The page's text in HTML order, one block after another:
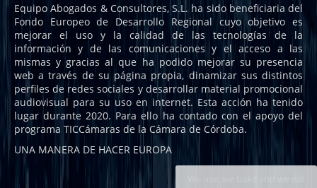
Equipo Abogados & Consultores, S.L. ha sido beneficiaria del
Fondo Europeo de Desarrollo Regional cuyo objetivo es
mejorar el uso y la calidad de las tecnologías de la
información y de las comunicaciones y el acceso a las
mismas y gracias al que ha podido mejorar su presencia
web a través de su página propia, dinamizar sus distintos
perfiles de redes sociales y desarrollar material promocional
audiovisual para su uso en internet. Esta acción ha tenido
lugar durante 2020. Para ello ha contado con el apoyo del
programa TICCámaras de la Cámara de Córdoba.
UNA MANERA DE HACER EUROPA